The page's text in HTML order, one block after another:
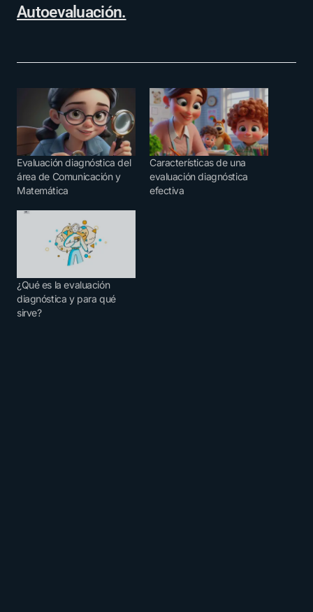
Autoevaluación.
Evaluación diagnóstica del
área de Comunicación y
Matemática
Características de una
evaluación diagnóstica
efectiva
¿Qué es la evaluación
diagnóstica y para qué
sirve?